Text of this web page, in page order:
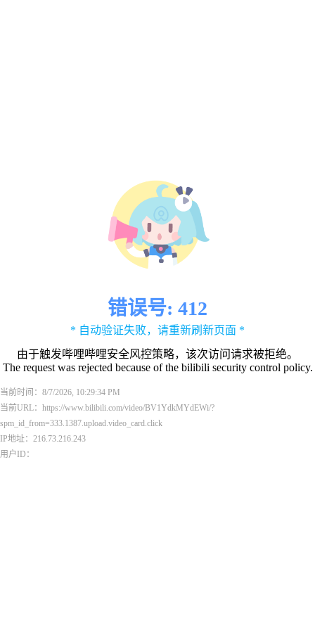
错误号: 412
* 自动验证失败，请重新刷新页面 *
由于触发哔哩哔哩安全风控策略，该次访问请求被拒绝。
The request was rejected because of the bilibili security control policy.
当前时间：8/7/2026, 10:29:34 PM
当前URL：https://www.bilibili.com/video/BV1YdkMYdEWi/?
spm_id_from=333.1387.upload.video_card.click
IP地址：216.73.216.243
用户ID：